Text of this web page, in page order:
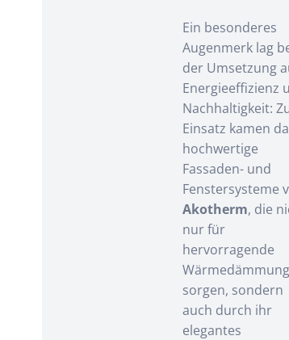
Ein besonderes
Augenmerk lag
der Umsetzung
Energieeffizienz
Nachhaltigkeit:
Einsatz kamen
hochwertige
Fassaden- und
Fenstersysteme
Akotherm, die
nur für
hervorragende
Wärmedämmung
sorgen, sondern
auch durch ihr
elegantes